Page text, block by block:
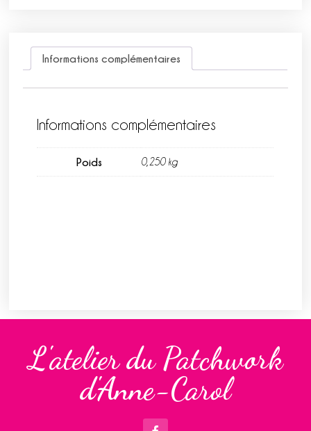
Informations complémentaires
Informations complémentaires
Poids 0,250 kg
L'atelier du Patchwork
d'Anne-Carol